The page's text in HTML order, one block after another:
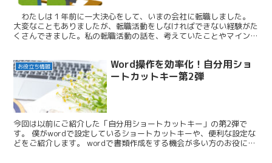
わたしは１年前に一大決心をして、いまの会社に転職しました。
大変なこともありましたが、転職活動をしなければできない経験がた
くさんできました。私の転職活動の話を、考えていたことやマインド
お役立ち情報
Word操作を効率化！自分用ショ
ートカットキー第2弾
今回は以前にご紹介した「自分用ショートカットキー」の第2弾で
す。 僕がwordで設定しているショートカットキーや、便利な設定な
どをご紹介します。 wordで書類作成をする機会が多い方のお役に立